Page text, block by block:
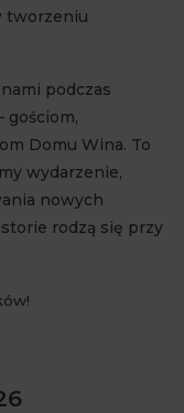
tworzeniu
podczas
gościom,
Domu Wina. To
wydarzenie,
nowych
rodzą się przy